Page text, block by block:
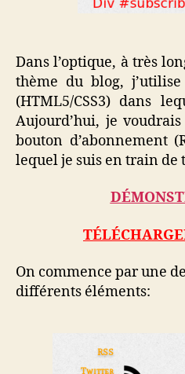
Dans l’optique, à très
thème du blog, j’utilise
(HTML5/CSS3) dans
Aujourd’hui, je
bouton d’abonnement
lequel je suis en train de
On commence par une
différents éléments: